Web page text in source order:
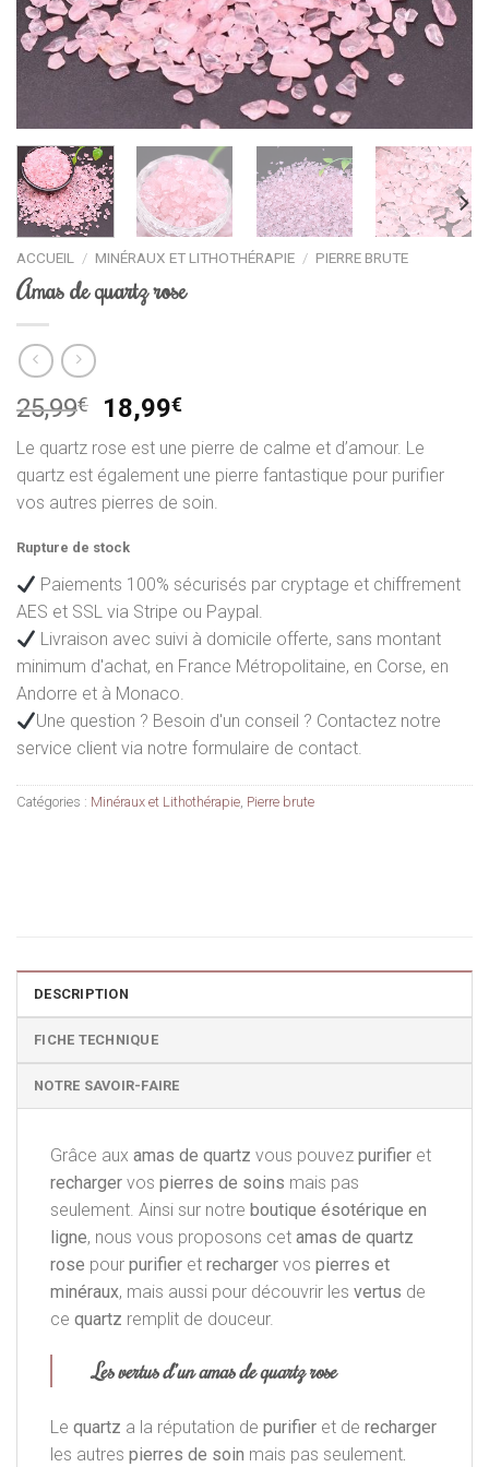
ACCUEIL / MINÉRAUX ET LITHOTHÉRAPIE / PIERRE BRUTE
Amas de quartz rose
25,99€
Le
initial
était :
25,99€.
18,99€Le
prix
actuel
est :
18,99€.
Le quartz rose est une pierre de calme et d’amour. Le
quartz est également une pierre fantastique pour purifier
vos autres pierres de soin.
Rupture de stock
Paiements 100% sécurisés par cryptage et chiffrement
AES et SSL via Stripe ou Paypal.
Livraison avec suivi à domicile offerte, sans montant
minimum d'achat, en France Métropolitaine, en Corse, en
Andorre et à Monaco.
Une question ? Besoin d'un conseil ? Contactez notre
service client via notre formulaire de contact.
Catégories : Minéraux et Lithothérapie Pierre brute
DESCRIPTION
FICHE TECHNIQUE
NOTRE SAVOIR-FAIRE
Grâce aux amas de quartz vous pouvez purifier et
recharger vos pierres de soins mais pas
seulement. Ainsi sur notre boutique ésotérique en
ligne, nous vous proposons cet amas de quartz
rose pour purifier et recharger vos pierres et
minéraux, mais aussi pour découvrir les vertus de
ce quartz remplit de douceur.
Les vertus d’ un amas de quartz rose
Le quartz a la réputation de purifier et de recharger
les autres pierres de soin mais pas seulement.